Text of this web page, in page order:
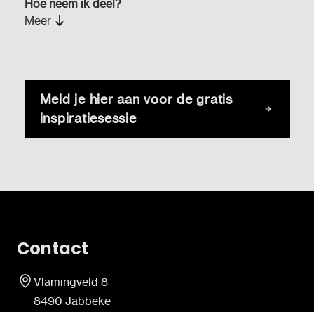
zorgleerkrachten, ondersteuners, begeleiders,
Hoe neem ik deel?
Meer
bevestiging van je inschrijving in je mailbox en
bekomt enkele dagen voor de sessie de link om
deel te nemen. Na deelname bezorgen we je zowel
Meld je hier aan voor de gratis
inspiratiesessie
Contact
Vlamingveld 8
8490 Jabbeke